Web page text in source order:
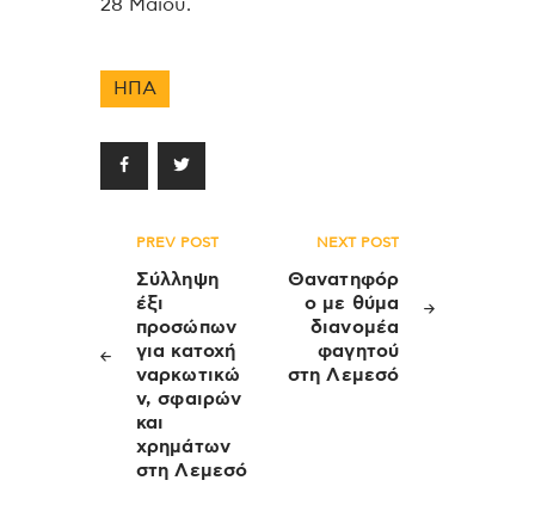
28 Μαΐου.
ΗΠΑ
Πλοήγηση
άρθρων
PREV POST
Σύλληψη
έξι
προσώπων
για κατοχή
ναρκωτικώ
ν, σφαιρών
και
χρημάτων
στη Λεμεσό
NEXT POST
Θανατηφόρ
ο με θύμα
διανομέα
φαγητού
στη Λεμεσό